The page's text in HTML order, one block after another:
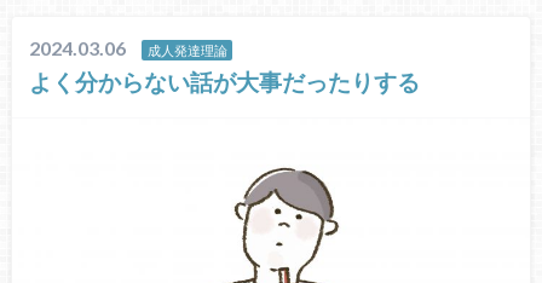
2024.03.06 成人発達理論
よく分からない話が大事だったりする